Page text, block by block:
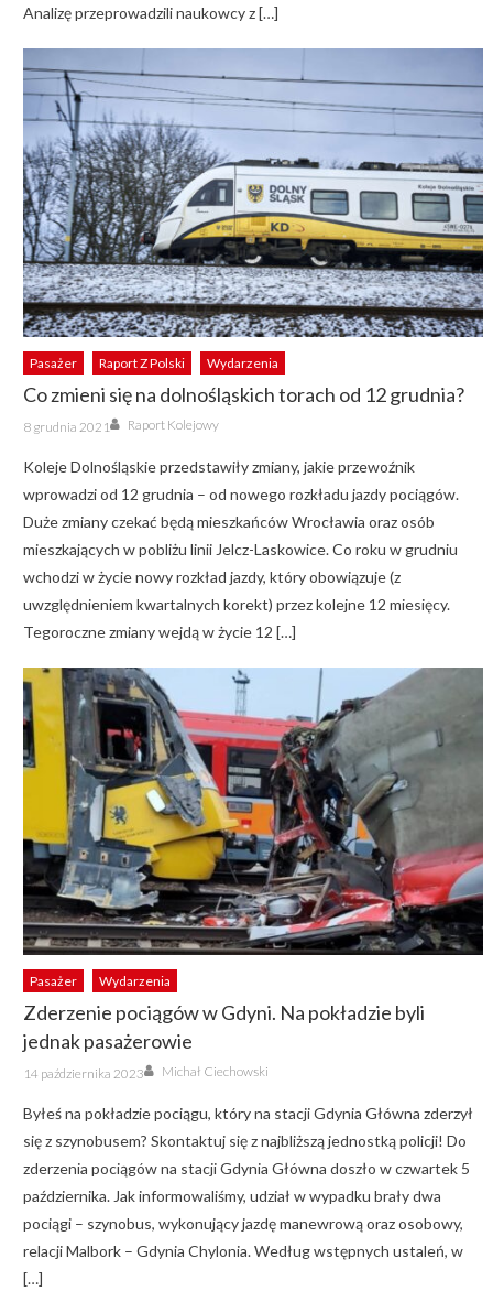
Analizę przeprowadzili naukowcy z […]
Pasażer Raport Z Polski Wydarzenia
Co zmieni się na dolnośląskich torach od 12 grudnia?
Posted
on
8 grudnia 2021 Author
Raport Kolejowy
Koleje Dolnośląskie przedstawiły zmiany, jakie przewoźnik
wprowadzi od 12 grudnia – od nowego rozkładu jazdy pociągów.
Duże zmiany czekać będą mieszkańców Wrocławia oraz osób
mieszkających w pobliżu linii Jelcz-Laskowice. Co roku w grudniu
wchodzi w życie nowy rozkład jazdy, który obowiązuje (z
uwzględnieniem kwartalnych korekt) przez kolejne 12 miesięcy.
Tegoroczne zmiany wejdą w życie 12 […]
Pasażer Wydarzenia
Zderzenie pociągów w Gdyni. Na pokładzie byli
jednak pasażerowie
Posted
on
14 października 2023 Author
Michał Ciechowski
Byłeś na pokładzie pociągu, który na stacji Gdynia Główna zderzył
się z szynobusem? Skontaktuj się z najbliższą jednostką policji! Do
zderzenia pociągów na stacji Gdynia Główna doszło w czwartek 5
października. Jak informowaliśmy, udział w wypadku brały dwa
pociągi – szynobus, wykonujący jazdę manewrową oraz osobowy,
relacji Malbork – Gdynia Chylonia. Według wstępnych ustaleń, w
[…]